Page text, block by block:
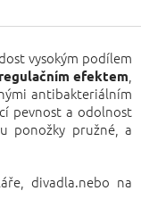
vysokým podílem
efektem
antibakteriálním
pevnost a odolnost
ponožky pružné, a
divadla.nebo na